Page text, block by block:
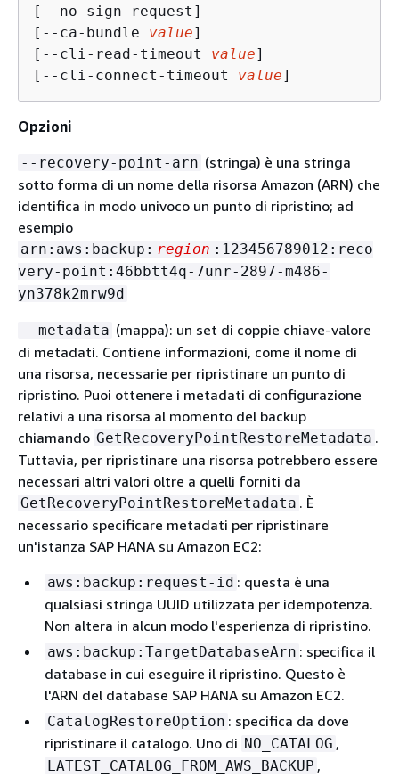
[--no-sign-request]
[--ca-bundle value]
[--cli-read-timeout value]
[--cli-connect-timeout value]
Opzioni
--recovery-point-arn (stringa) è una stringa
sotto forma di un nome della risorsa Amazon (ARN) che
identifica in modo univoco un punto di ripristino; ad
esempio
arn:aws:backup: region :123456789012:reco
very-point:46bbtt4q-7unr-2897-m486-
yn378k2mrw9d
--metadata (mappa): un set di coppie chiave-valore
di metadati. Contiene informazioni, come il nome di
una risorsa, necessarie per ripristinare un punto di
ripristino. Puoi ottenere i metadati di configurazione
relativi a una risorsa al momento del backup
chiamando GetRecoveryPointRestoreMetadata .
Tuttavia, per ripristinare una risorsa potrebbero essere
necessari altri valori oltre a quelli forniti da
GetRecoveryPointRestoreMetadata . È
necessario specificare metadati per ripristinare
un'istanza SAP HANA su Amazon EC2:
aws:backup:request-id : questa è una
qualsiasi stringa UUID utilizzata per idempotenza.
Non altera in alcun modo l'esperienza di ripristino.
aws:backup:TargetDatabaseArn : specifica il
database in cui eseguire il ripristino. Questo è
l'ARN del database SAP HANA su Amazon EC2.
CatalogRestoreOption : specifica da dove
ripristinare il catalogo. Uno di NO_CATALOG ,
LATEST_CATALOG_FROM_AWS_BACKUP ,